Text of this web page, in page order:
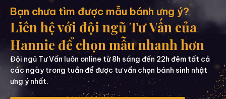
Bạn chưa tìm được mẫu bánh ưng ý?
Liên hệ với đội ngũ Tư Vấn của
Hannie để chọn mẫu nhanh hơn
Đội ngũ Tư Vấn luôn online từ 8h sáng đến 22h đêm tất cả
các ngày trong tuần để được tư vấn chọn bánh sinh nhật
ưng ý nhất.